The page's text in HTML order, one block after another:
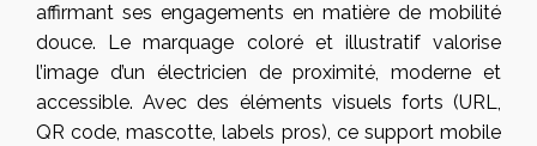
affirmant ses engagements en matière de mobilité
douce. Le marquage coloré et illustratif valorise
l’image d’un électricien de proximité, moderne et
accessible. Avec des éléments visuels forts (URL,
QR code, mascotte, labels pros), ce support mobile